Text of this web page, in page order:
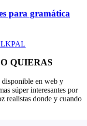
para gramática
QUIERAS
en web y
súper interesantes por
realistas donde y cuando